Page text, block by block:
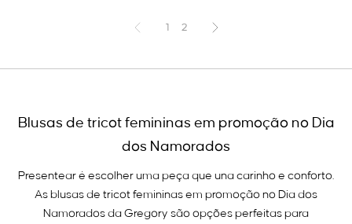
1 2
Blusas de tricot femininas em promoção no Dia
dos Namorados
Presentear é escolher uma peça que una carinho e conforto.
As blusas de tricot femininas em promoção no Dia dos
Namorados da Gregory são opções perfeitas para